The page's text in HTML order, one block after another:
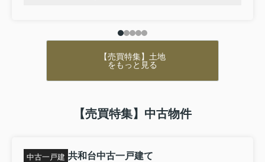
定休日：日曜日・水曜日・祝日
探すお客様のご要望にお応えすることが可能です。ぜひお
客様の住まい探しをお手伝いさせてください。お問い合わ
せをお待ちしております。
【売買特集】土地
をもっと見る
【売買特集】中古物件
中古一戸建 共和台中古一戸建て